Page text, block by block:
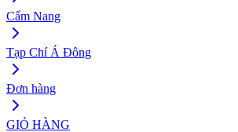
Cẩm Nang
Tạp Chí Á Đông
Đơn hàng
GIỎ HÀNG